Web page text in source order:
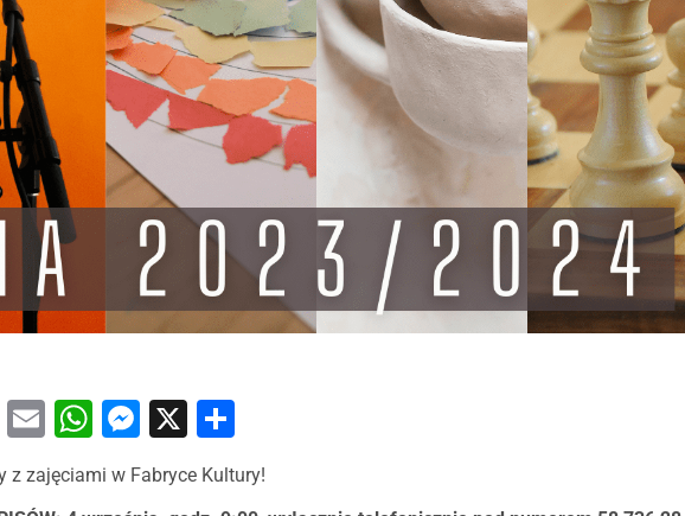
Twitter
EmailWhatsApp
Messenger
X
z zajęciami w Fabryce Kultury!